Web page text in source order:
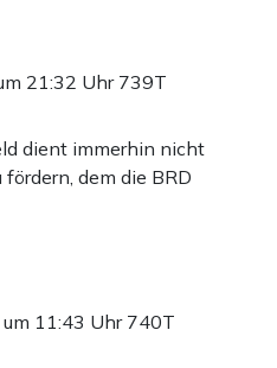
21:32 Uhr 739T
dient immerhin nicht
dem die BRD
11:43 Uhr 740T